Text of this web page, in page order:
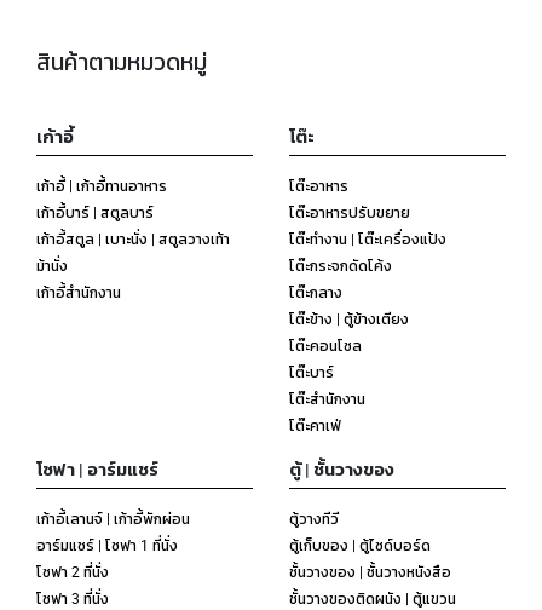
สินค้าตามหมวดหมู่
เก้าอี้
เก้าอี้ | เก้าอี้ทานอาหาร
เก้าอี้บาร์ | สตูลบาร์
เก้าอี้สตูล | เบาะนั่ง | สตูลวางเท้า
ม้านั่ง
เก้าอี้สำนักงาน
โต๊ะ
โต๊ะอาหาร
โต๊ะอาหารปรับขยาย
โต๊ะทำงาน | โต๊ะเครื่องแป้ง
โต๊ะกระจกดัดโค้ง
โต๊ะกลาง
โต๊ะข้าง | ตู้ข้างเตียง
โต๊ะคอนโซล
โต๊ะบาร์
โต๊ะสำนักงาน
โต๊ะคาเฟ่
โซฟา | อาร์มแชร์
เก้าอี้เลานจ์ | เก้าอี้พักผ่อน
อาร์มแชร์ | โซฟา 1 ที่นั่ง
โซฟา 2 ที่นั่ง
โซฟา 3 ที่นั่ง
ตู้ | ชั้นวางของ
ตู้วางทีวี
ตู้เก็บของ | ตู้ไซด์บอร์ด
ชั้นวางของ | ชั้นวางหนังสือ
ชั้นวางของติดผนัง | ตู้แขวน